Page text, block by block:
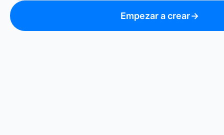
Empezar a crear→